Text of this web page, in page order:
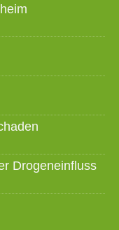
Drogeneinfluss